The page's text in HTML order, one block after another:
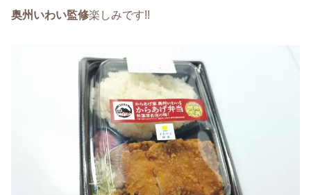
奥州いわい監修楽しみです!!